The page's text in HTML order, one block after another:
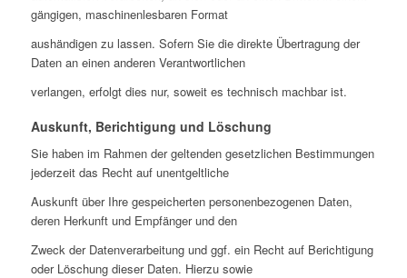
gängigen, maschinenlesbaren Format
aushändigen zu lassen. Sofern Sie die direkte Übertragung der
Daten an einen anderen Verantwortlichen
verlangen, erfolgt dies nur, soweit es technisch machbar ist.
Auskunft, Berichtigung und Löschung
Sie haben im Rahmen der geltenden gesetzlichen Bestimmungen
jederzeit das Recht auf unentgeltliche
Auskunft über Ihre gespeicherten personenbezogenen Daten,
deren Herkunft und Empfänger und den
Zweck der Datenverarbeitung und ggf. ein Recht auf Berichtigung
oder Löschung dieser Daten. Hierzu sowie